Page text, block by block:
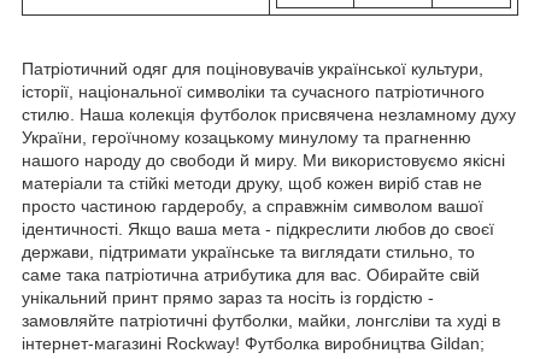
Патріотичний одяг для поціновувачів української культури,
історії, національної символіки та сучасного патріотичного
стилю. Наша колекція футболок присвячена незламному духу
України, героїчному козацькому минулому та прагненню
нашого народу до свободи й миру. Ми використовуємо якісні
матеріали та стійкі методи друку, щоб кожен виріб став не
просто частиною гардеробу, а справжнім символом вашої
ідентичності. Якщо ваша мета - підкреслити любов до своєї
держави, підтримати українське та виглядати стильно, то
саме така патріотична атрибутика для вас. Обирайте свій
унікальний принт прямо зараз та носіть із гордістю -
замовляйте патріотичні футболки, майки, лонгсліви та худі в
інтернет-магазині Rockway! Футболка виробництва Gildan;